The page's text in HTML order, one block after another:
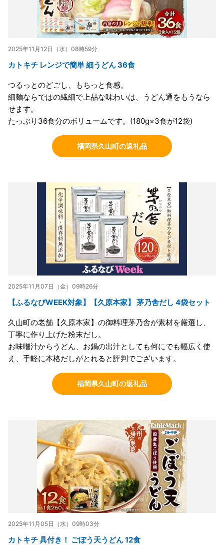
2025年11月12日（水）08時59分
カトキチ レンジで簡単 細うどん 36食
つるっとのどごし、もちっと食感。
細麺ならではの繊細で上品な味わいは、うどん通をもうなら
せます。
たっぷり36食分のボリュームです。(180g×3食が12袋)
福岡県久山町の返礼品
2025年11月07日（金）09時26分
【ふるなびWEEK対象】【久原本家】 茅乃舎だし 4袋セット
久山町の老舗【久原本家】の御料理茅乃舎が素材を厳選し、
丁寧に作り上げた粉末だし。
お味噌汁からうどん、お鍋の出汁としても何にでも幅広く使
え、手軽に本格だしがとれると評判でございます。
福岡県久山町の返礼品
2025年11月05日（水）09時03分
カトキチ 具付き！ ごぼう天うどん 12食